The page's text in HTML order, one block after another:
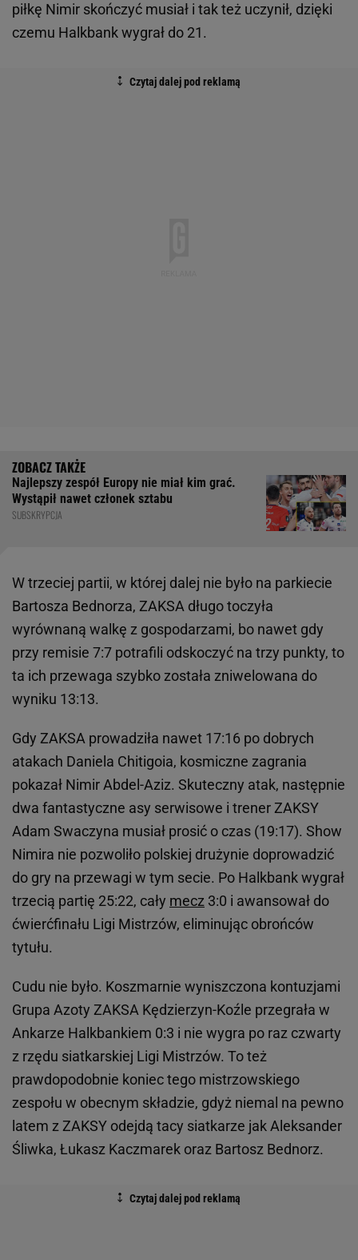
piłkę Nimir skończyć musiał i tak też uczynił, dzięki
czemu Halkbank wygrał do 21.
Najlepszy zespół Europy nie miał kim grać.
Wystąpił nawet członek sztabu
SUBSKRYPCJA
W trzeciej partii, w której dalej nie było na parkiecie
Bartosza Bednorza, ZAKSA długo toczyła
wyrównaną walkę z gospodarzami, bo nawet gdy
przy remisie 7:7 potrafili odskoczyć na trzy punkty, to
ta ich przewaga szybko została zniwelowana do
wyniku 13:13.
Gdy ZAKSA prowadziła nawet 17:16 po dobrych
atakach Daniela Chitigoia, kosmiczne zagrania
pokazał Nimir Abdel-Aziz. Skuteczny atak, następnie
dwa fantastyczne asy serwisowe i trener ZAKSY
Adam Swaczyna musiał prosić o czas (19:17). Show
Nimira nie pozwoliło polskiej drużynie doprowadzić
do gry na przewagi w tym secie. Po Halkbank wygrał
trzecią partię 25:22, cały mecz 3:0 i awansował do
ćwierćfinału Ligi Mistrzów, eliminując obrońców
tytułu.
Cudu nie było. Koszmarnie wyniszczona kontuzjami
Grupa Azoty ZAKSA Kędzierzyn-Koźle przegrała w
Ankarze Halkbankiem 0:3 i nie wygra po raz czwarty
z rzędu siatkarskiej Ligi Mistrzów. To też
prawdopodobnie koniec tego mistrzowskiego
zespołu w obecnym składzie, gdyż niemal na pewno
latem z ZAKSY odejdą tacy siatkarze jak Aleksander
Śliwka, Łukasz Kaczmarek oraz Bartosz Bednorz.